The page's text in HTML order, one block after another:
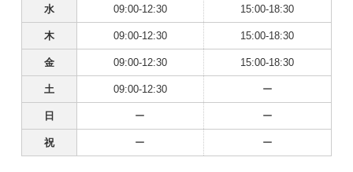
水 09:00-12:30 15:00-18:30
木 09:00-12:30 15:00-18:30
金 09:00-12:30 15:00-18:30
土 09:00-12:30 ー
日 ー ー
祝 ー ー